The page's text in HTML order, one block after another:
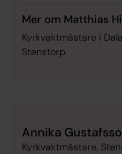
Mer om Matthias
Kyrkvaktmästare i
Stenstorp
Annika
Kyrkvaktmästare,